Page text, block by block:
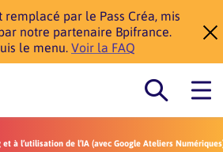
par le Pass Créa, mis
notre partenaire Bpifrance.
le menu.Voir la FAQ
à l’utilisation de l’IA (avec Google Ateliers